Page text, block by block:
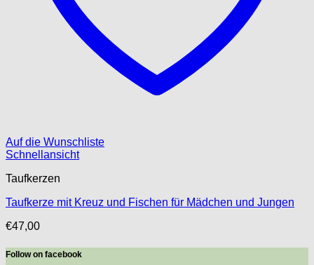
Auf die Wunschliste
Schnellansicht
Taufkerzen
Taufkerze mit Kreuz und Fischen für Mädchen und Jungen
€47,00
Follow on facebook